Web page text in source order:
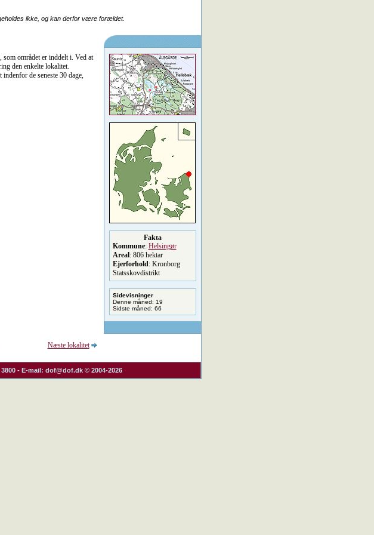
ikke, og kan derfor være forældet.
som området er inddelt i. Ved at
den enkelte lokalitet.
de seneste 30 dage,
Fakta
Kommune: Helsingør
Areal: 806 hektar
Ejerforhold: Kronborg
Statsskovdistrikt
Sidevisninger
Denne måned: 19
Sidste måned: 66
Næste lokalitet
- E-mail: dof@dof.dk © 2004-2026